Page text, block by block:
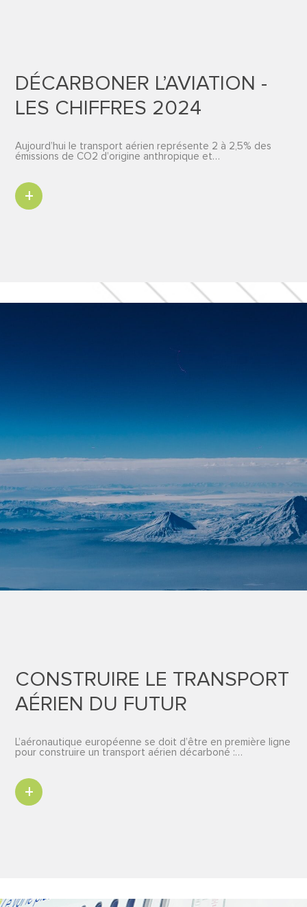
DÉCARBONER L’AVIATION -
LES CHIFFRES 2024
Aujourd’hui le transport aérien représente 2 à 2,5% des
émissions de CO2 d’origine anthropique et…
CONSTRUIRE LE TRANSPORT
AÉRIEN DU FUTUR
L’aéronautique européenne se doit d’être en première ligne
pour construire un transport aérien décarboné :…